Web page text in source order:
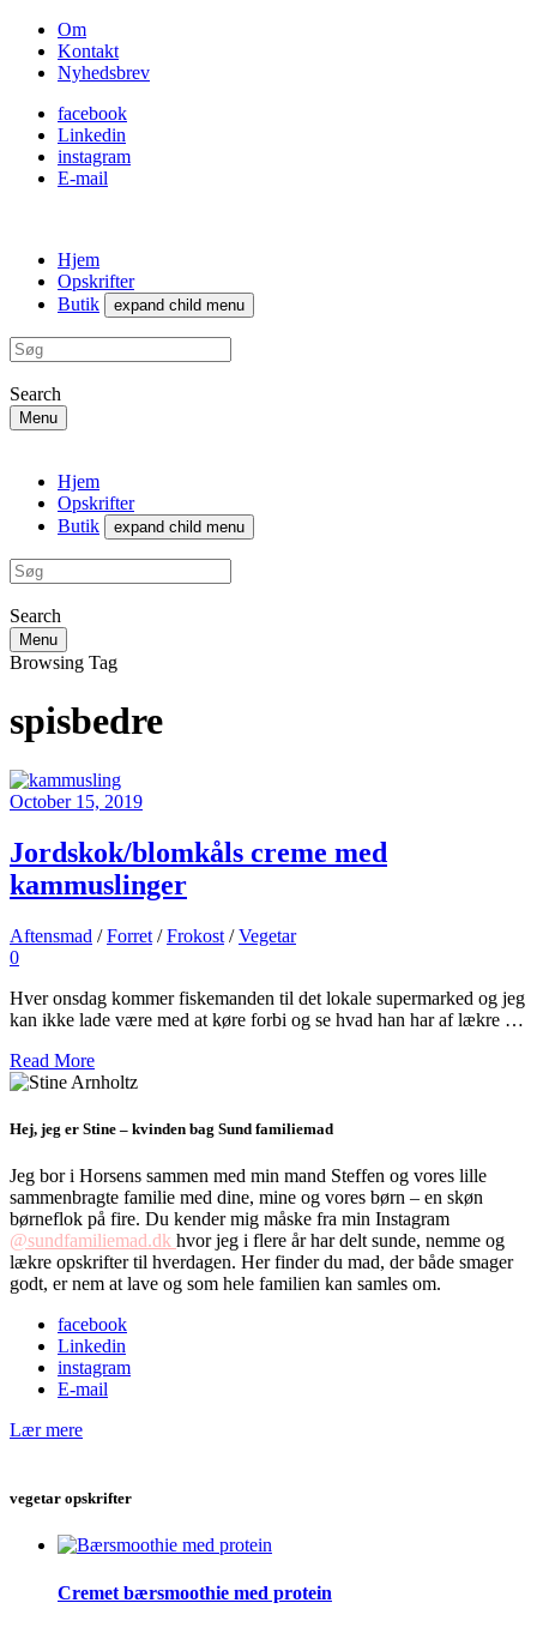
Om
Kontakt
Nyhedsbrev
facebook
Linkedin
instagram
E-mail
Hjem
Opskrifter
Butik
expand child menu
Search
Menu
Hjem
Opskrifter
Butik
expand child menu
Search
Menu
Browsing Tag
spisbedre
October 15, 2019
Jordskok/blomkåls creme med
kammuslinger
Aftensmad /Forret /Frokost /Vegetar
0
Hver onsdag kommer fiskemanden til det lokale supermarked og jeg
kan ikke lade være med at køre forbi og se hvad han har af lækre …
Read More
Hej, jeg er Stine – kvinden bag Sund familiemad
Jeg bor i Horsens sammen med min mand Steffen og vores lille
sammenbragte familie med dine, mine og vores børn – en skøn
børneflok på fire. Du kender mig måske fra min Instagram
@sundfamiliemad.dk hvor jeg i flere år har delt sunde, nemme og
lækre opskrifter til hverdagen. Her finder du mad, der både smager
godt, er nem at lave og som hele familien kan samles om.
facebook
Linkedin
instagram
E-mail
Lær mere
vegetar opskrifter
Cremet bærsmoothie med protein